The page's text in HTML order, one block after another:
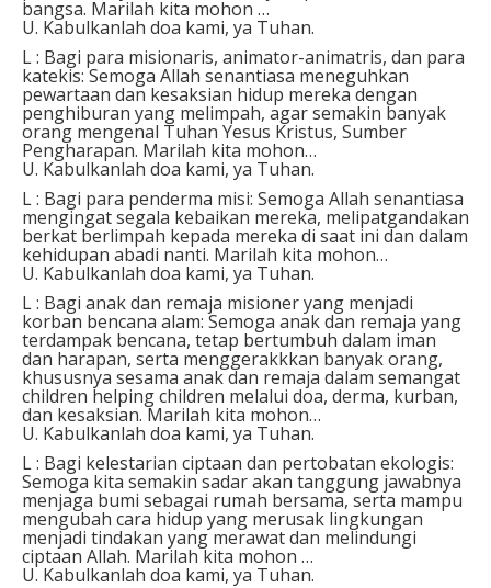
bangsa. Marilah kita mohon …
U. Kabulkanlah doa kami, ya Tuhan.
L : Bagi para misionaris, animator-animatris, dan para
katekis: Semoga Allah senantiasa meneguhkan
pewartaan dan kesaksian hidup mereka dengan
penghiburan yang melimpah, agar semakin banyak
orang mengenal Tuhan Yesus Kristus, Sumber
Pengharapan. Marilah kita mohon…
U. Kabulkanlah doa kami, ya Tuhan.
L : Bagi para penderma misi: Semoga Allah senantiasa
mengingat segala kebaikan mereka, melipatgandakan
berkat berlimpah kepada mereka di saat ini dan dalam
kehidupan abadi nanti. Marilah kita mohon…
U. Kabulkanlah doa kami, ya Tuhan.
L : Bagi anak dan remaja misioner yang menjadi
korban bencana alam: Semoga anak dan remaja yang
terdampak bencana, tetap bertumbuh dalam iman
dan harapan, serta menggerakkkan banyak orang,
khususnya sesama anak dan remaja dalam semangat
children helping children melalui doa, derma, kurban,
dan kesaksian. Marilah kita mohon…
U. Kabulkanlah doa kami, ya Tuhan.
L : Bagi kelestarian ciptaan dan pertobatan ekologis:
Semoga kita semakin sadar akan tanggung jawabnya
menjaga bumi sebagai rumah bersama, serta mampu
mengubah cara hidup yang merusak lingkungan
menjadi tindakan yang merawat dan melindungi
ciptaan Allah. Marilah kita mohon …
U. Kabulkanlah doa kami, ya Tuhan.